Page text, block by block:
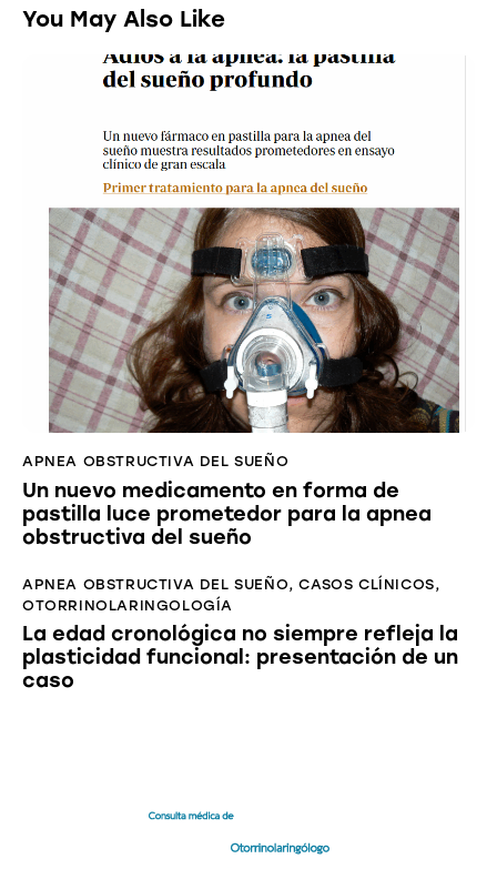
You May Also Like
APNEA OBSTRUCTIVA DEL SUEÑO
Un nuevo medicamento en forma de
pastilla luce prometedor para la apnea
obstructiva del sueño
APNEA OBSTRUCTIVA DEL SUEÑO,CASOS CLÍNICOS,
OTORRINOLARINGOLOGÍA
La edad cronológica no siempre refleja la
plasticidad funcional: presentación de un
caso